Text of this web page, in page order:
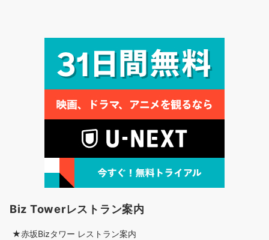
Biz Towerレストラン案内
★赤坂Bizタワー レストラン案内